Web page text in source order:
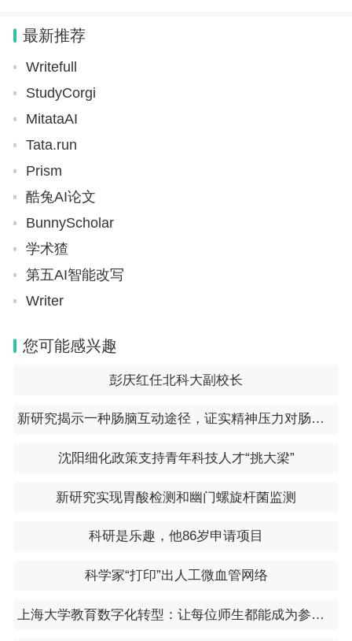
总了个结：这两个都是好学校啊，像今年这届学生入
读，不少学生都在降bar，即使是ucl这种，好多缝合
课程也调低了难度，比以前更好录了。调的更低，更
没下限的是格拉，南安，利兹这种。即使一些比较老
牌一点的学校比如Durham和华威，今年也降bar严
重。前几天还写了一篇相关的内容，大家可以去参考
下。
不同环境，不同行情的时候，很多学生对留学这件事
校也没那么挑，更多的可能在乎专业，自己能读下
专业什么的没那么多所谓，学校牌子各方面会觉得更
重要些，更一锤定音一些。
最新推荐
Writefull
StudyCorgi
MitataAI
Tata.run
Prism
酷兔AI论文
BunnyScholar
学术猹
第五AI智能改写
Writer
您可能感兴趣
彭庆红任北科大副校长
新研究揭示一种肠脑互动途径，证实精神压力对肠道影响
沈阳细化政策支持青年科技人才“挑大梁”
新研究实现胃酸检测和幽门螺旋杆菌监测
科研是乐趣，他86岁申请项目
科学家“打印”出人工微血管网络
上海大学教育数字化转型：让每位师生都能成为参与者